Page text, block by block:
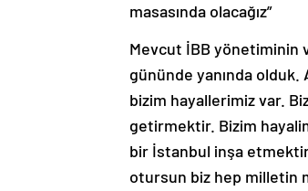
masasında olacağız”
Mevcut İBB yönetiminin
gününde yanında olduk.
bizim hayallerimiz var.
getirmektir. Bizim
bir İstanbul inşa
otursun biz hep milletin